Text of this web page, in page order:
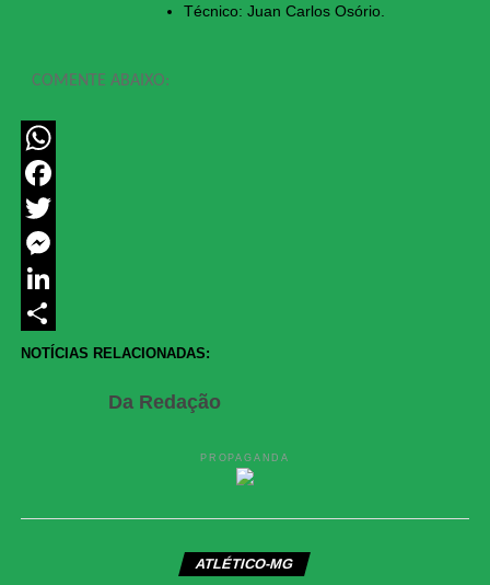
Técnico: Juan Carlos Osório.
COMENTE ABAIXO:
WhatsApp
Facebook
Twitter
Messenger
LinkedIn
Share
NOTÍCIAS RELACIONADAS:
Da Redação
PROPAGANDA
ATLÉTICO-MG